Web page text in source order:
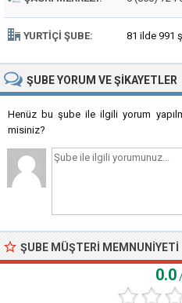
YURTIÇI ŞUBE: 81 ilde 991
ŞUBEYORUM VE ŞIKAYETLER
Henüz bu şube ile ilgili yorum
misiniz?
ŞUBE MÜŞTERI MEMNUNIYETI
0.0